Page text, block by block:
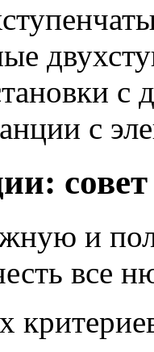
с
с
и
все